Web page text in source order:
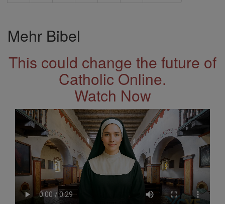
Mehr Bibel
This could change the future of
Catholic Online.
Watch Now